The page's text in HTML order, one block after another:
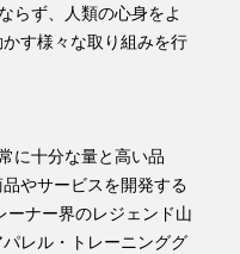
らず、人類の心身をよ
す様々な取り組みを行
に⼗分な量と⾼い品
やサービスを開発する
ーナー界のレジェンド⼭
レル・トレーニンググ